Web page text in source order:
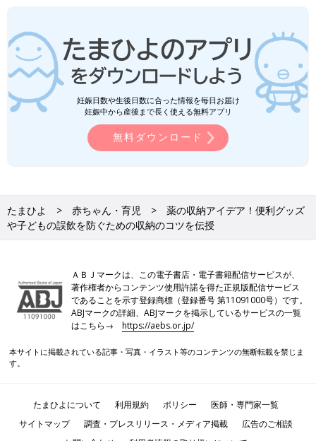
あんしん漢方薬剤師
Medical Health -メディヘル-youtubeチャンネルで簡単薬膳レシ
ピ動画を公開中。症状・体質に合ったパーソナルな漢方をスマホ
一つで相談、症状緩和と根本改善を目指すオンラインAI漢方「あ
●あんしん漢方（オンラインAI漢方）：
https://www.kamposupport.com/anshin1.0/lp/?
tag=211332f2tmhy00010081
●Medical Health CH： https://www.youtube.com/playlist?
妊娠日数や生後日数に合った情報を毎日お届け
妊娠中から産後まで長く使える無料アプリ
無料ダウンロード
たまひよ 赤ちゃん・育児
薬の収納アイデア！便利グッズ
や子どもの誤飲を防ぐための収納のコツを伝授
ＡＢＪマークは、この電子書店・電子書籍配信サービスが、
著作権者からコンテンツ使用許諾を得た正規版配信サービス
であることを示す登録商標（登録番号 第11091000号）です。
ABJマークの詳細、ABJマークを掲示しているサービスの一覧
はこちら→https://aebs.or.jp/
本サイトに掲載されている記事・写真・イラスト等のコンテンツの無断転載を禁じま
す。
たまひよについて 利用規約 ポリシー
医師・専門家一覧
サイトマップ
調査・プレスリリース・メディア掲載
広告のご相談